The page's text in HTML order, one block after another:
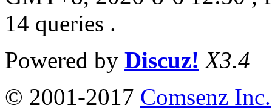
14 queries .
Powered by Discuz! X3.4
© 2001-2017 Comsenz Inc.